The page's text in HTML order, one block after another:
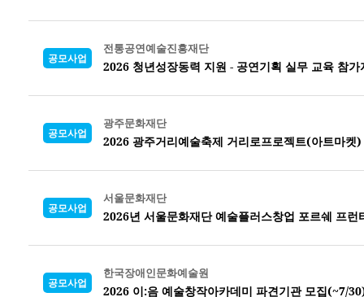
공모사업
전통공연예술진흥재단
2026 청년성장동력 지원 - 공연기획 실무 교육 참가
공모사업
광주문화재단
2026 광주거리예술축제 거리로프로젝트(아트마켓
공모사업
서울문화재단
2026년 서울문화재단 예술플러스창업 포르쉐 프런
공모사업
한국장애인문화예술원
2026 이:음 예술창작아카데미 파견기관 모집(~7/